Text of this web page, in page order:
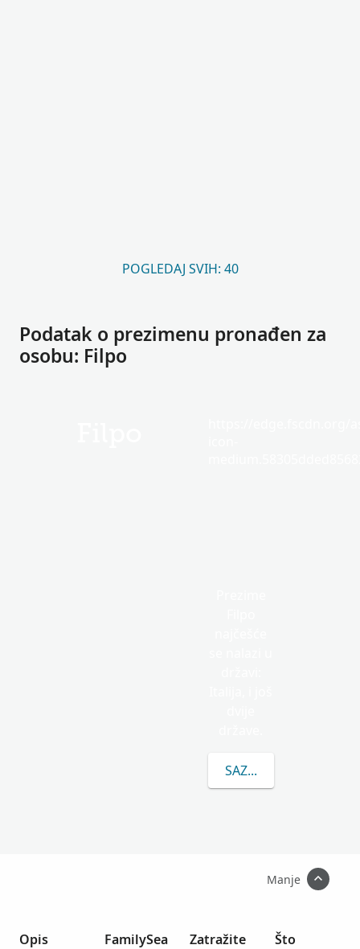
POGLEDAJ SVIH: 40
Podatak o prezimenu pronađen za
osobu: Filpo
SAZNAJTE VIŠE O
Manje
Opis
FamilySea
Zatražite
Što